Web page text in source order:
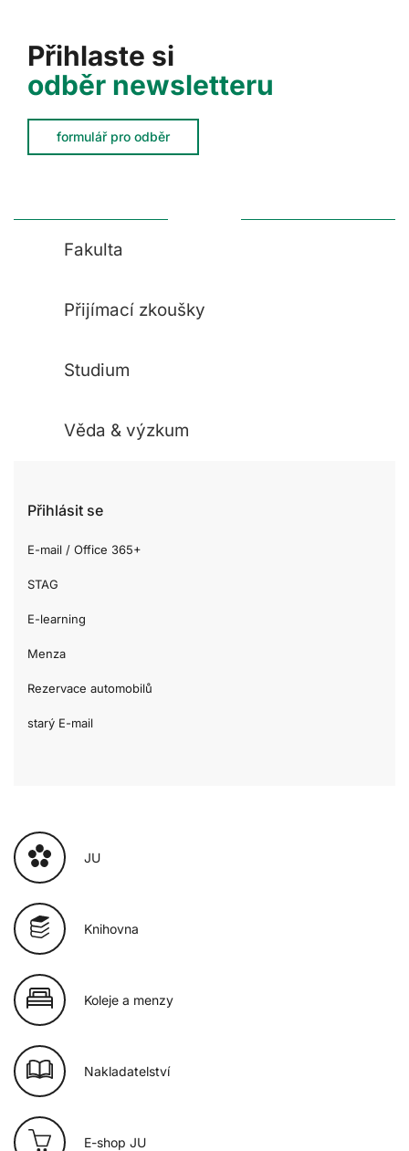
Přihlaste si
odběr newsletteru
formulář pro odběr
Fakulta
Přijímací zkoušky
Studium
Věda & výzkum
Přihlásit se
E-mail / Office 365+
STAG
E-learning
Menza
Rezervace automobilů
starý E-mail
JU
Knihovna
Koleje a menzy
Nakladatelství
E-shop JU